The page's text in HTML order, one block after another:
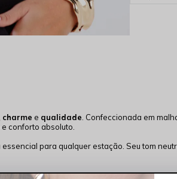
charme e qualidade . Confeccionada em
conforto absoluto.
para qualquer estação. Seu tom